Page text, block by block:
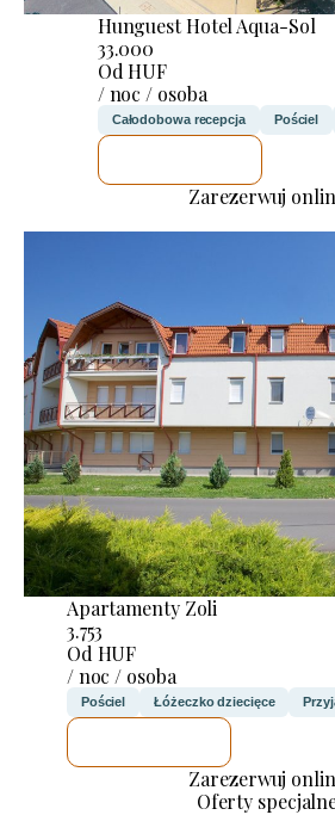
Hunguest Hotel Aqua-Sol
33.000
Od HUF
/ noc / osoba
Całodobowa recepcja Pościel
Zarezerwuj
Apartamenty Zoli
3.753
Od HUF
/ noc / osoba
Pościel Łóżeczko dziecięce
Zarezerwuj
Oferty